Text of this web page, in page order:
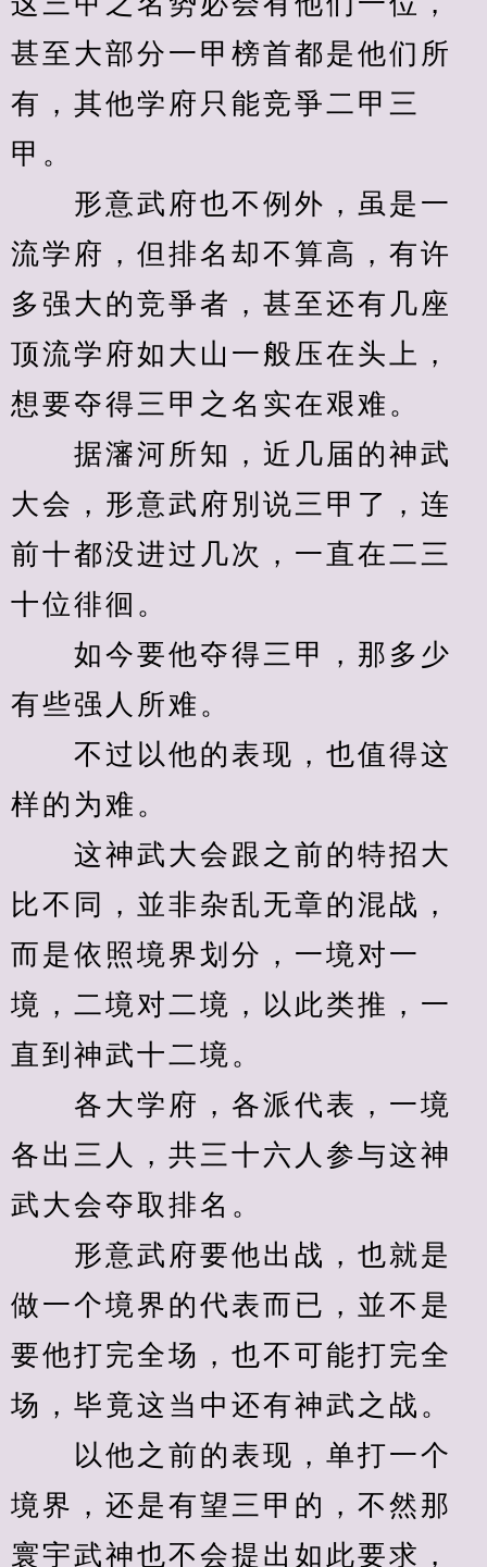
甚至大部分一甲榜首都是他们所
有，其他学府只能竞爭二甲三
甲。
形意武府也不例外，虽是一
流学府，但排名却不算高，有许
多强大的竞爭者，甚至还有几座
顶流学府如大山一般压在头上，
想要夺得三甲之名实在艰难。
据瀋河所知，近几届的神武
大会，形意武府別说三甲了，连
前十都没进过几次，一直在二三
十位徘徊。
如今要他夺得三甲，那多少
有些强人所难。
不过以他的表现，也值得这
样的为难。
这神武大会跟之前的特招大
比不同，並非杂乱无章的混战，
而是依照境界划分，一境对一
境，二境对二境，以此类推，一
直到神武十二境。
各大学府，各派代表，一境
各出三人，共三十六人参与这神
武大会夺取排名。
形意武府要他出战，也就是
做一个境界的代表而已，並不是
要他打完全场，也不可能打完全
场，毕竟这当中还有神武之战。
以他之前的表现，单打一个
境界，还是有望三甲的，不然那
寰宇武神也不会提出如此要求，